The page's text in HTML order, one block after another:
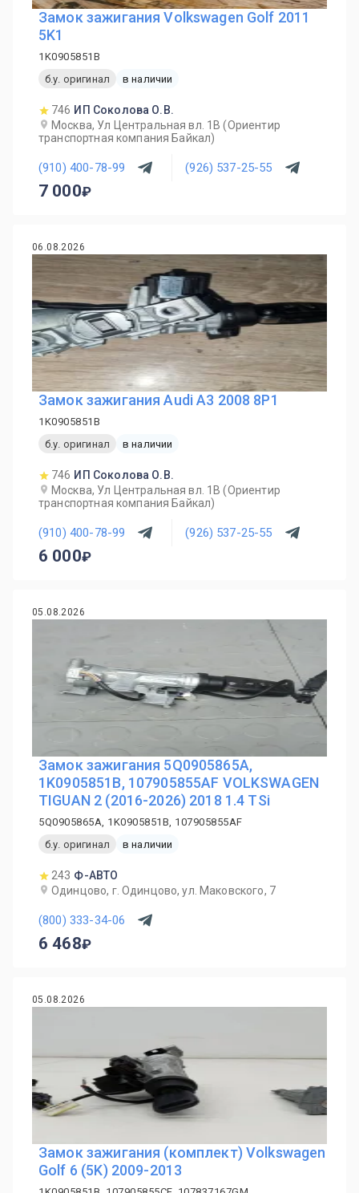
Замок зажигания Volkswagen Golf 2011
5K1
1K0905851B
б.у. оригинал
в наличии
746 ИП Соколова О.В.
Москва, Ул Центральная вл. 1В (Ориентир
транспортная компания Байкал)
(910) 400-78-99 (926) 537-25-55
7 000
06.08.2026
Замок зажигания Audi A3 2008 8P1
1K0905851B
б.у. оригинал
в наличии
746 ИП Соколова О.В.
Москва, Ул Центральная вл. 1В (Ориентир
транспортная компания Байкал)
(910) 400-78-99 (926) 537-25-55
6 000
05.08.2026
Замок зажигания 5Q0905865A,
1K0905851B, 107905855AF VOLKSWAGEN
TIGUAN 2 (2016-2026) 2018 1.4 TSi
5Q0905865A, 1K0905851B, 107905855AF
б.у. оригинал
в наличии
243 Ф-АВТО
Одинцово, г. Одинцово, ул. Маковского, 7
(800) 333-34-06
6 468
05.08.2026
Замок зажигания (комплект) Volkswagen
Golf 6 (5K) 2009-2013